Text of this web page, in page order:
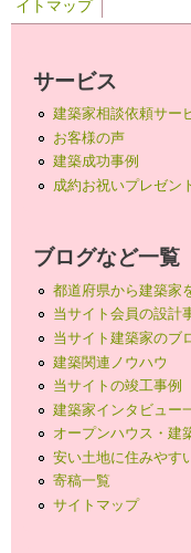
イトマップ
サービス
建築家相談依頼サー
お客様の声
建築成功事例
成約お祝いプレゼン
ブログなど一覧
都道府県から建築家
当サイト会員の設計
当サイト建築家のブ
建築関連ノウハウ
当サイトの竣工事例
建築家インタビュー
オープンハウス・建
安い土地に住みやす
寄稿一覧
サイトマップ